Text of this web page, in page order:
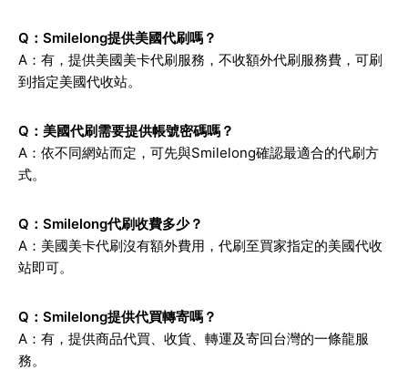
Q：Smilelong提供美國代刷嗎？
A：有，提供美國美卡代刷服務，不收額外代刷服務費，可刷
到指定美國代收站。
Q：美國代刷需要提供帳號密碼嗎？
A：依不同網站而定，可先與Smilelong確認最適合的代刷方
式。
Q：Smilelong代刷收費多少？
A：美國美卡代刷沒有額外費用，代刷至買家指定的美國代收
站即可。
Q：Smilelong提供代買轉寄嗎？
A：有，提供商品代買、收貨、轉運及寄回台灣的一條龍服
務。